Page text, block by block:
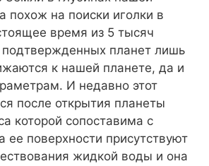
похож на поиски иголки в
время из 5 тысяч
планет лишь
к нашей планете, да и
И недавно этот
после открытия планеты
которой сопоставима с
ее поверхности присутствуют
жидкой воды и она